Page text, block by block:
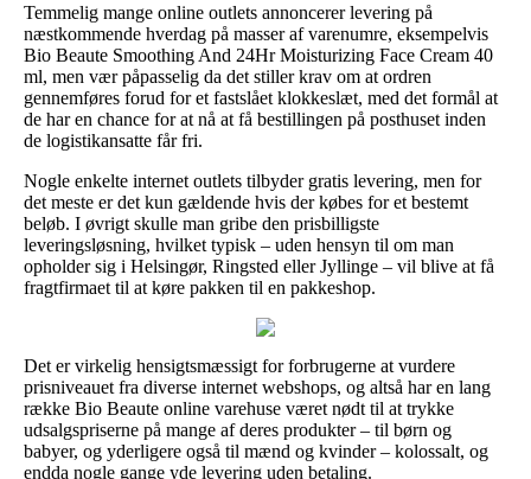
Temmelig mange online outlets annoncerer levering på
næstkommende hverdag på masser af varenumre, eksempelvis
Bio Beaute Smoothing And 24Hr Moisturizing Face Cream 40
ml, men vær påpasselig da det stiller krav om at ordren
gennemføres forud for et fastslået klokkeslæt, med det formål at
de har en chance for at nå at få bestillingen på posthuset inden
de logistikansatte får fri.
Nogle enkelte internet outlets tilbyder gratis levering, men for
det meste er det kun gældende hvis der købes for et bestemt
beløb. I øvrigt skulle man gribe den prisbilligste
leveringsløsning, hvilket typisk – uden hensyn til om man
opholder sig i Helsingør, Ringsted eller Jyllinge – vil blive at få
fragtfirmaet til at køre pakken til en pakkeshop.
Det er virkelig hensigtsmæssigt for forbrugerne at vurdere
prisniveauet fra diverse internet webshops, og altså har en lang
række Bio Beaute online varehuse været nødt til at trykke
udsalgspriserne på mange af deres produkter – til børn og
babyer, og yderligere også til mænd og kvinder – kolossalt, og
endda nogle gange yde levering uden betaling.